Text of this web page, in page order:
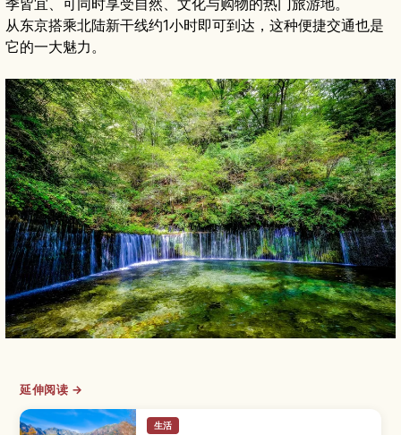
从东京搭乘北陆新干线约1小时即可到达，这种便捷交通也是
它的一大魅力。
延伸阅读 →
生活